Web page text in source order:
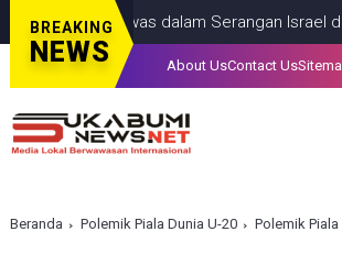
BREAKING
NEWS
Anak, Tewas dalam Serangan Israel di
About UsContact Us
Beranda Polemik Piala Dunia U-20 Polemik Piala Dunia U-20